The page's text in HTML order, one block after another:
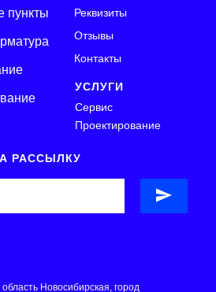
Новосибирская, город
РАССЫЛКУ
УСЛУГИ
Сервис
Проектирование
Реквизиты
Отзывы
Контакты
пункты